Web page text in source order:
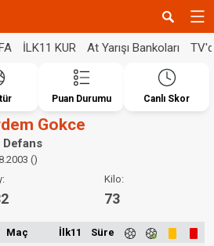
İLK11 KUR At Yarışı Bankoları
Puan Durumu Canlı Skor
Gokce
Defans
()
Kilo:
73
Maç İlk11 Süre